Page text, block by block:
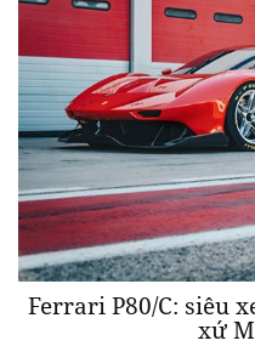
Ferrari P80/C: siêu
xứ